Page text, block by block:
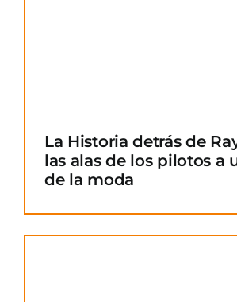
La Historia detrás de
las alas de los pilotos a
de la moda